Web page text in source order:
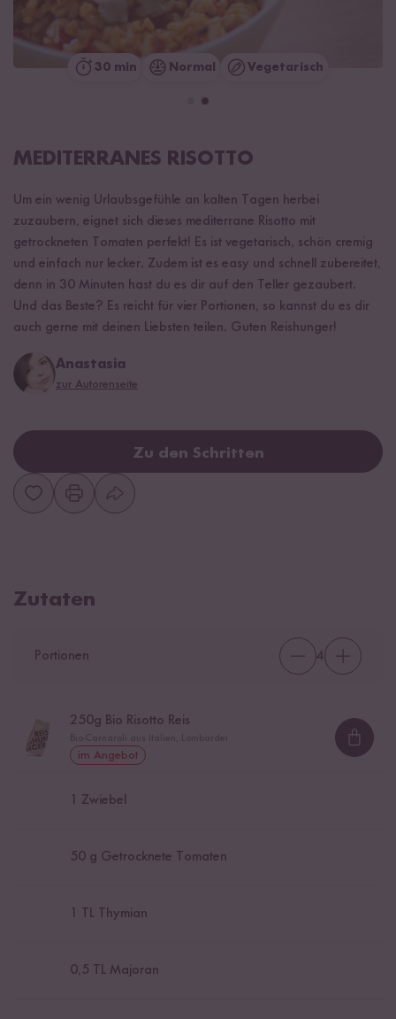
30 min Normal Vegetarisch
MEDITERRANES RISOTTO
Um ein wenig Urlaubsgefühle an kalten Tagen herbei
zuzaubern, eignet sich dieses mediterrane Risotto mit
getrockneten Tomaten perfekt! Es ist vegetarisch, schön cremig
und einfach nur lecker. Zudem ist es easy und schnell zubereitet,
denn in 30 Minuten hast du es dir auf den Teller gezaubert.
Und das Beste? Es reicht für vier Portionen, so kannst du es dir
auch gerne mit deinen Liebsten teilen. Guten Reishunger!
Anastasia
zur Autorenseite
Zu den Schritten
Zutaten
Portionen 4
250g Bio Risotto Reis
im Angebot
1 Zwiebel
50 g Getrocknete Tomaten
1 TL Thymian
0,5 TL Majoran